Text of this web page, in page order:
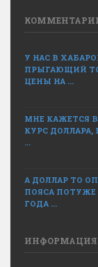
У НАС В
ПРЫГАЮЩИЙ ТО
ЦЕНЫ НА ...
МНЕ КАЖЕТСЯ
КУРС ДОЛЛАРА,
...
А ДОЛЛАР ТО
ПОЯСА
ГОДА ...
ИНФОРМАЦИЯ